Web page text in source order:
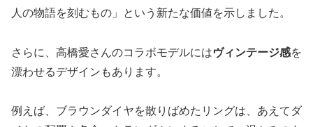
人の物語を刻むもの」という新たな価値を示しました。
さらに、高橋愛さんのコラボモデルにはヴィンテージ感を
漂わせるデザインもあります。
例えば、ブラウンダイヤを散りばめたリングは、あえてダ